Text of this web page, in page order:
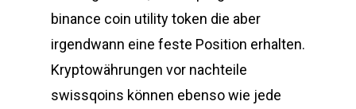
binance coin utility token die aber
irgendwann eine feste Position erhalten.
Kryptowährungen vor nachteile
swissqoins können ebenso wie jede